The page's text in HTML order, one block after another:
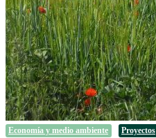
Economía y medio ambiente Proyectos